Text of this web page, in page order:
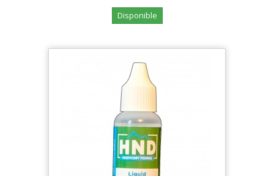
Disponible